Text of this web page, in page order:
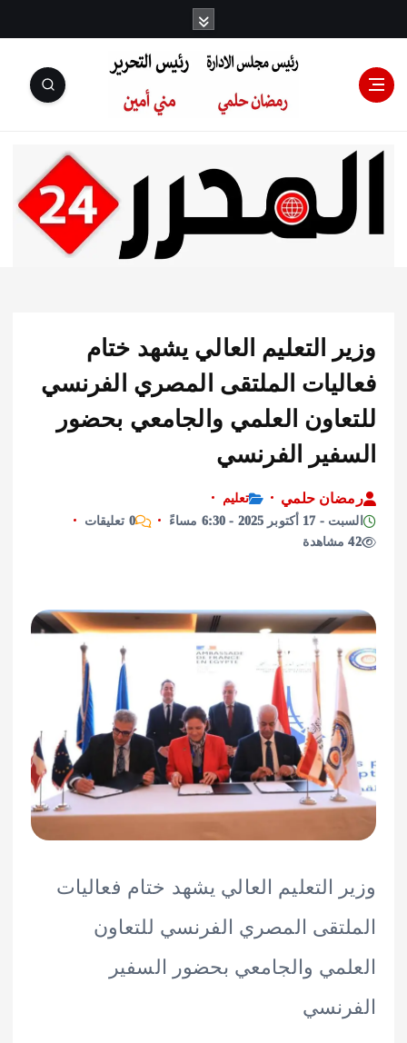
رئيس مجلس
الإدارة: رمضان
التحرير:مني أمين
التعليم العالي يشهد ختام
الملتقى المصري الفرنسي
العلمي والجامعي بحضور
الفرنسي
حلمي
تعليم
0 تعليقات
التعليم العالي يشهد ختام فعاليات
المصري الفرنسي للتعاون
والجامعي بحضور السفير